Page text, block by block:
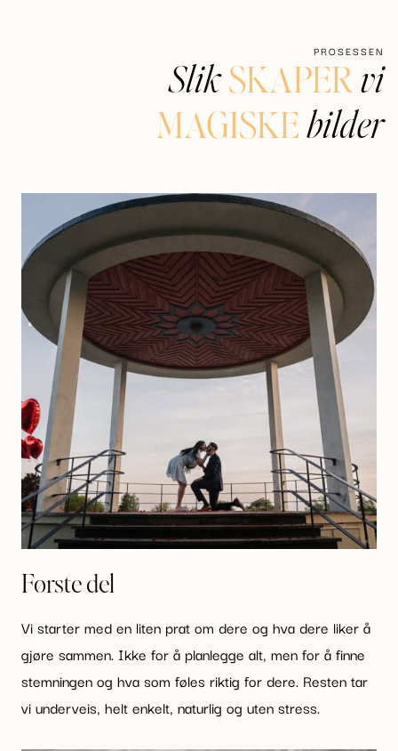
PROSESSEN
Slik SKAPER vi
MAGISKE bilder
Første del
Vi starter med en liten prat om dere og hva dere liker å
gjøre sammen. Ikke for å planlegge alt, men for å finne
stemningen og hva som føles riktig for dere. Resten tar
vi underveis, helt enkelt, naturlig og uten stress.